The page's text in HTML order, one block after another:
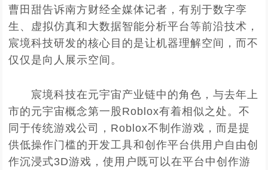
曹田甜告诉南方财经全媒体记者，有别于数字孪
生、虚拟仿真和大数据智能分析平台等前沿技术，
宸境科技研发的核心目的是让机器理解空间，而不
仅仅是向人展示空间。
宸境科技在元宇宙产业链中的角色，与去年上
市的元宇宙概念第一股Roblox有着相似之处。不
同于传统游戏公司，Roblox不制作游戏，而是提
供低操作门槛的开发工具和创作平台供用户自由创
作沉浸式3D游戏，使用户既可以在平台中创作游